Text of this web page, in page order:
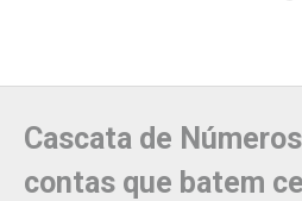
Cascata de
contas que batem